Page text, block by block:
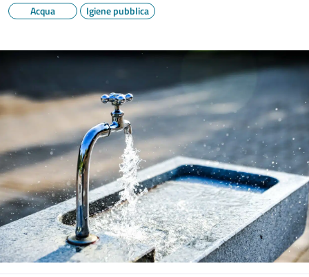
Acqua Igiene pubblica